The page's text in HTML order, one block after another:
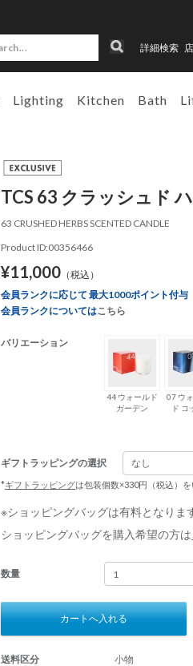
詳細検索
Lighting Kitchen Bath
TCS 63 クラッシュド
63 CRUSHED HERBS SCENTED CANDLE
Product ID:00356466
¥11,000（税込）
会員ランクに応じて 最大1000ポイント付与
会員ランクについてはこちら
バリエーション
44 ウォールド
ガーデン
07 ウ
ド コ
ギフトラッピングの選択
*ギフトラッピングは包装個数×330円（税込）を
※ショッピングバッグは有料となりま
ショッピングバッグを購入希望の方は
数量
カートへ入れる
送料区分
小物